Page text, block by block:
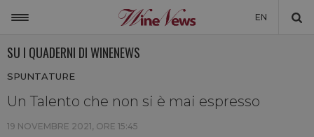
EN
NON SOLO VINO
NEWSLETTER
SU I QUADERNI DI WINENEWS
SPUNTATURE
Un Talento che non si è mai espresso
19 NOVEMBRE 2021, ORE 15:45